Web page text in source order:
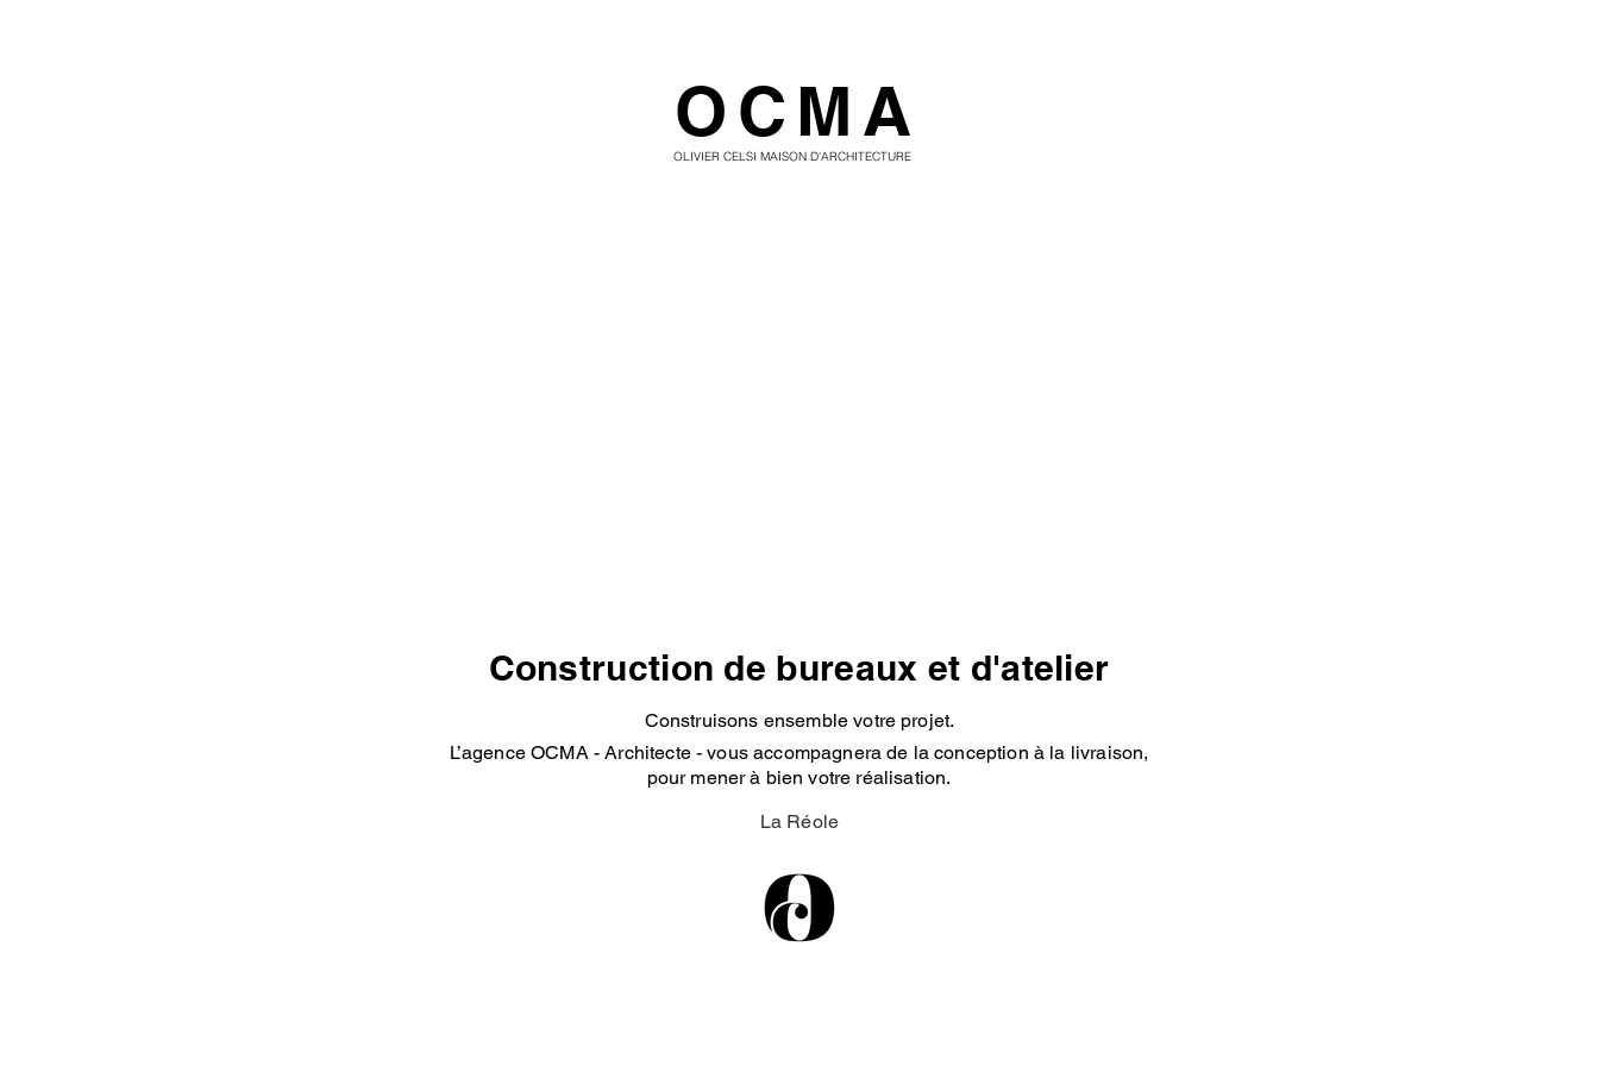
OLIVIER CELSI MAISON D'ARCHITECTURE
OCMA
Construction de bureaux et d'atelier
Construisons ensemble votre projet.
L’agence OCMA - Architecte - vous accompagnera de la conception à la livraison,
pour mener à bien votre réalisation.
La Réole